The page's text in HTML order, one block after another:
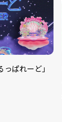
ぱれーど」